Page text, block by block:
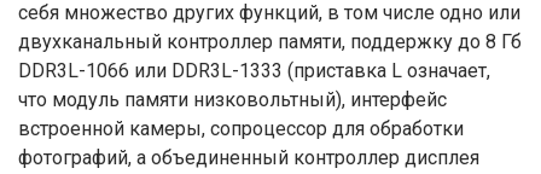
себя множество других функций, в том числе одно или
двухканальный контроллер памяти, поддержку до 8 Гб
DDR3L-1066 или DDR3L-1333 (приставка L означает,
что модуль памяти низковольтный), интерфейс
встроенной камеры, сопроцессор для обработки
фотографий, а объединенный контроллер дисплея